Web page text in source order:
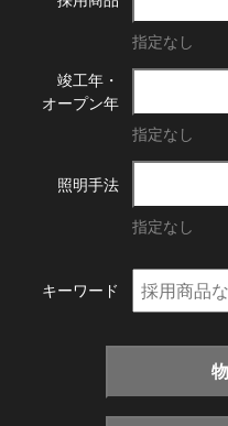
指定なし
竣工年・
オープン年
指定なし
照明手法
指定なし
キーワード